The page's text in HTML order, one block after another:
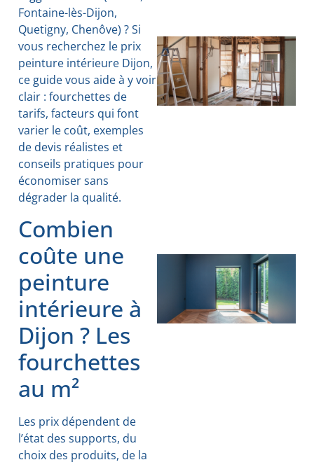
Fontaine-lès-Dijon,
Quetigny, Chenôve) ? Si
vous recherchez le prix
peinture intérieure Dijon,
ce guide vous aide à y voir
clair : fourchettes de
tarifs, facteurs qui font
varier le coût, exemples
de devis réalistes et
conseils pratiques pour
économiser sans
dégrader la qualité.
Combien
coûte une
peinture
intérieure à
Dijon ? Les
fourchettes
au m²
Les prix dépendent de
l’état des supports, du
choix des produits, de la